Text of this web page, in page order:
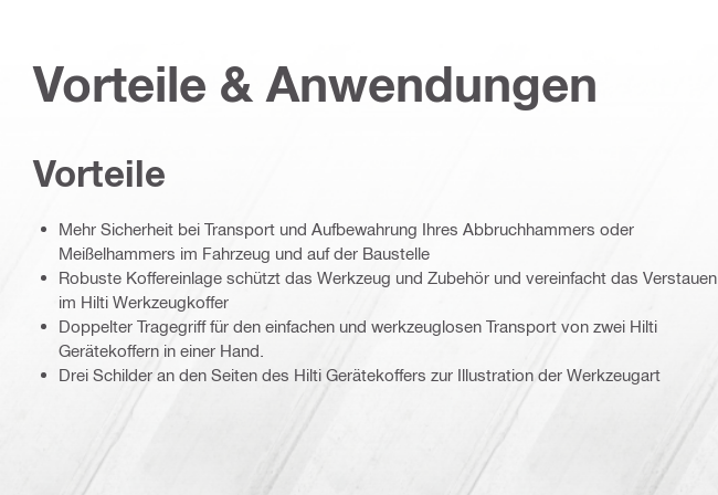
Vorteile & Anwendungen
Vorteile
Mehr Sicherheit bei Transport und Aufbewahrung Ihres Abbruchhammers oder
Meißelhammers im Fahrzeug und auf der Baustelle
Robuste Koffereinlage schützt das Werkzeug und Zubehör und vereinfacht das Verstauen
im Hilti Werkzeugkoffer
Doppelter Tragegriff für den einfachen und werkzeuglosen Transport von zwei Hilti
Gerätekoffern in einer Hand.
Drei Schilder an den Seiten des Hilti Gerätekoffers zur Illustration der Werkzeugart